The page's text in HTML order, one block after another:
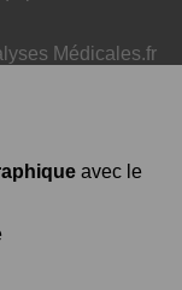
Médicales.fr
avec le